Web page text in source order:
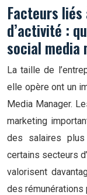
Facteurs
d’activité :
social media
La taille de
elle opère ont un
Media Manager.
marketing
des salaires
certains secteurs
valorisent
des rémunérations